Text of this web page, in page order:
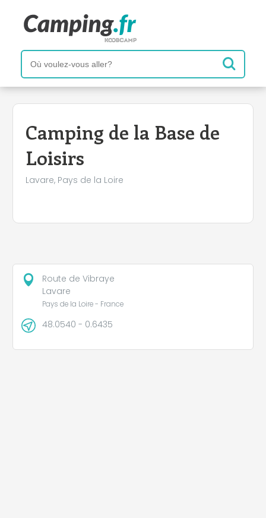
Camping de la Base de
Loisirs
Lavare, Pays de la Loire
+
−
Route de Vibraye
Lavare
Pays de la Loire - France
48.0540 - 0.6435